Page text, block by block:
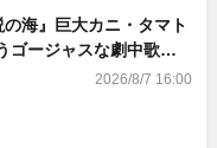
海』巨大カニ・タマト
ゴージャスな劇中歌
像解禁
2026/8/7 16:00